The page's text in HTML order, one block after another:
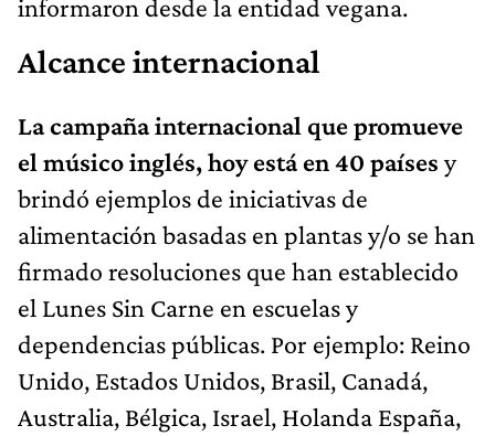
informaron desde la entidad vegana.
Alcance internacional
La campaña internacional que promueve
el músico inglés, hoy está en 40 países y
brindó ejemplos de iniciativas de
alimentación basadas en plantas y/o se han
firmado resoluciones que han establecido
el Lunes Sin Carne en escuelas y
dependencias públicas. Por ejemplo: Reino
Unido, Estados Unidos, Brasil, Canadá,
Australia, Bélgica, Israel, Holanda España,